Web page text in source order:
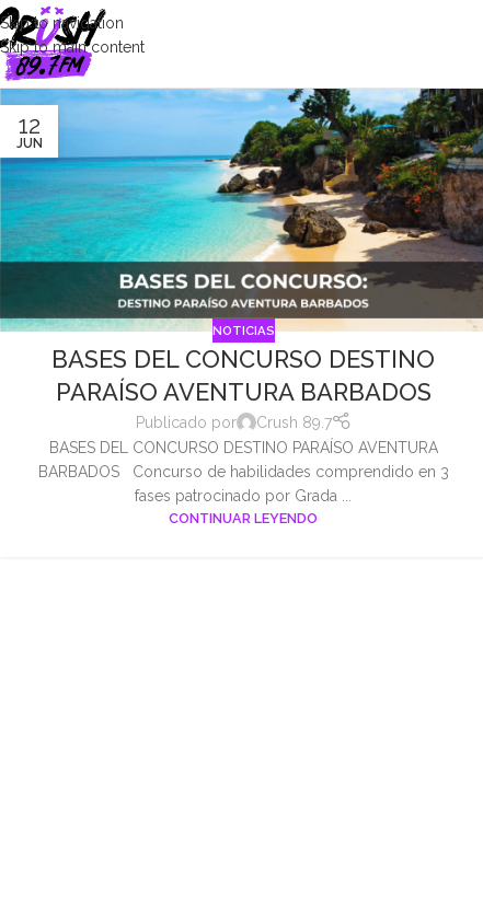
Skip to navigation
Skip to main content
12
JUN
NOTICIAS
BASES DEL CONCURSO DESTINO
PARAÍSO AVENTURA BARBADOS
Publicado por
Crush 89.7
BASES DEL CONCURSO DESTINO PARAÍSO AVENTURA
BARBADOS Concurso de habilidades comprendido en 3
fases patrocinado por Grada ...
CONTINUAR LEYENDO